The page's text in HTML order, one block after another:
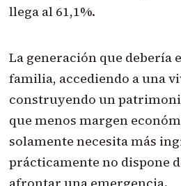
llega al 61,1%.
La generación que debería
familia, accediendo a una
construyendo un
que menos margen
solamente necesita más
prácticamente no dispone